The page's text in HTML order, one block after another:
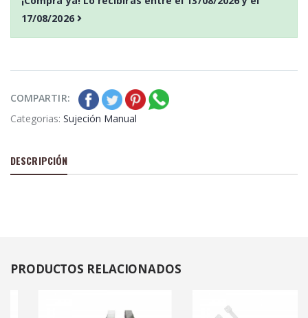
17/08/2026
COMPARTIR:
Categorias: Sujeción Manual
DESCRIPCIÓN
PRODUCTOS RELACIONADOS